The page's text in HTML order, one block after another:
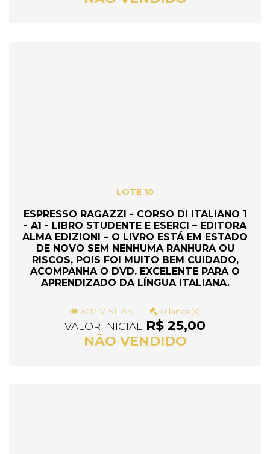
LOTE 10
ESPRESSO RAGAZZI - CORSO DI ITALIANO 1
- A1 - LIBRO STUDENTE E ESERCI – EDITORA
ALMA EDIZIONI – O LIVRO ESTÁ EM ESTADO
DE NOVO SEM NENHUMA RANHURA OU
RISCOS, POIS FOI MUITO BEM CUIDADO,
ACOMPANHA O DVD. EXCELENTE PARA O
APRENDIZADO DA LÍNGUA ITALIANA.
407 VISITAS 0 lance(s)
VALOR INICIAL
R$ 25,00
NÃO VENDIDO